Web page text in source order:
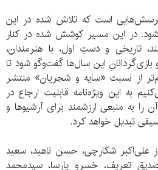
است که تلاش شده در این
شود. در این مسیر کوشش شده در کنار
تاریخی و دستِ اول، با هنرمندان،
بازی‌گردانانِ این سال‌ها گفت‌وگو شود تا
از نسبت «سایه و شجریان» منتشر
به این ویژه‌نامه قابلیت ارجاع در
را به منبعی ارزشمند برای آرشیوها و
تبدیل خواهد کرد.
علی‌اکبر شکارچی، حسن ناهید، سعید
تعریف، خسرو پارسا، سیدمحمد